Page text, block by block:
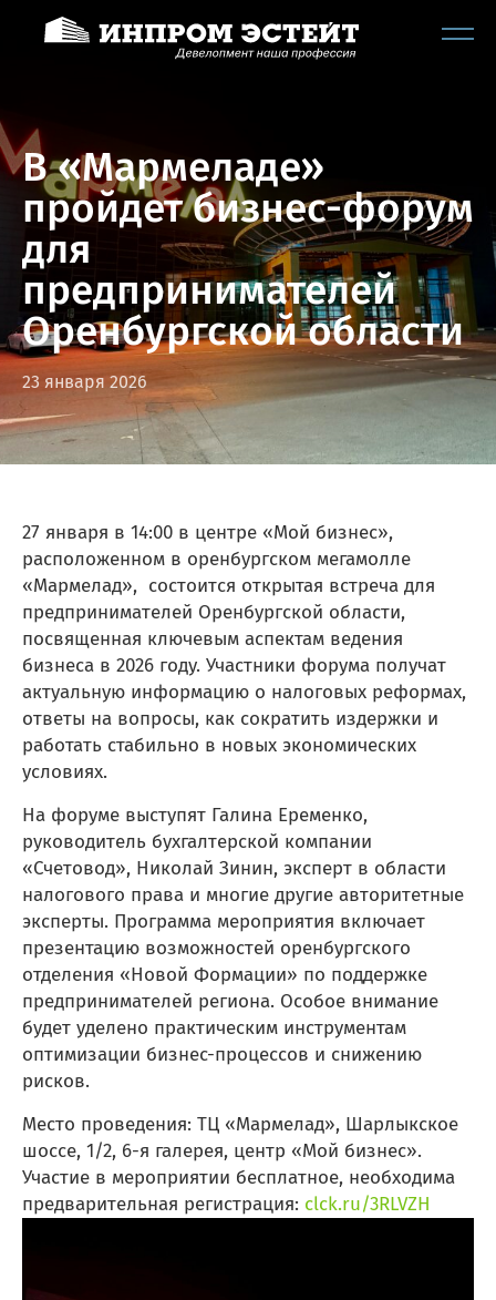
В «Мармеладе»
пройдет бизнес-форум
для
предпринимателей
Оренбургской области
23 января 2026
27 января в 14:00 в центре «Мой бизнес»,
расположенном в оренбургском мегамолле
«Мармелад», состоится открытая встреча для
предпринимателей Оренбургской области,
посвященная ключевым аспектам ведения
бизнеса в 2026 году. Участники форума получат
актуальную информацию о налоговых реформах,
ответы на вопросы, как сократить издержки и
работать стабильно в новых экономических
условиях.
На форуме выступят Галина Еременко,
руководитель бухгалтерской компании
«Счетовод», Николай Зинин, эксперт в области
налогового права и многие другие авторитетные
эксперты. Программа мероприятия включает
презентацию возможностей оренбургского
отделения «Новой Формации» по поддержке
предпринимателей региона. Особое внимание
будет уделено практическим инструментам
оптимизации бизнес-процессов и снижению
рисков.
Место проведения: ТЦ «Мармелад», Шарлыкское
шоссе, 1/2, 6-я галерея, центр «Мой бизнес».
Участие в мероприятии бесплатное, необходима
предварительная регистрация: clck.ru/3RLVZH